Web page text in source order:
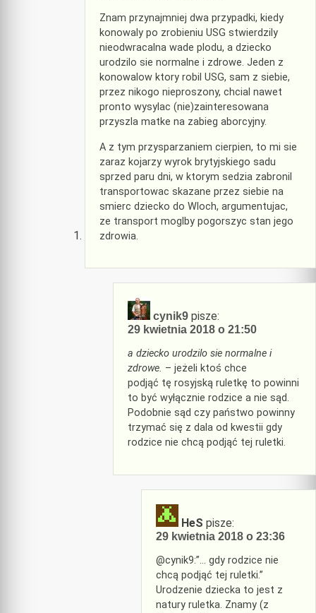
Znam przynajmniej dwa przypadki, kiedy
konowaly po zrobieniu USG stwierdzily
nieodwracalna wade plodu, a dziecko
urodzilo sie normalne i zdrowe. Jeden z
konowalow ktory robil USG, sam z siebie,
przez nikogo nieproszony, chcial nawet
pronto wysylac (nie)zainteresowana
przyszla matke na zabieg aborcyjny.
A z tym przysparzaniem cierpien, to mi sie
zaraz kojarzy wyrok brytyjskiego sadu
sprzed paru dni, w ktorym sedzia zabronil
transportowac skazane przez siebie na
smierc dziecko do Wloch, argumentujac,
ze transport moglby pogorszyc stan jego
zdrowia.
cynik9 pisze:
29 kwietnia 2018 o 21:50
a dziecko urodzilo sie normalne i
zdrowe. – jeżeli ktoś chce
podjąć tę rosyjską ruletkę to powinni
to być wyłącznie rodzice a nie sąd.
Podobnie sąd czy państwo powinny
trzymać się z dala od kwestii gdy
rodzice nie chcą podjąć tej ruletki.
HeS pisze:
29 kwietnia 2018 o 23:36
@cynik9:”… gdy rodzice nie
chcą podjąć tej ruletki.”
Urodzenie dziecka to jest z
natury ruletka. Znamy (z